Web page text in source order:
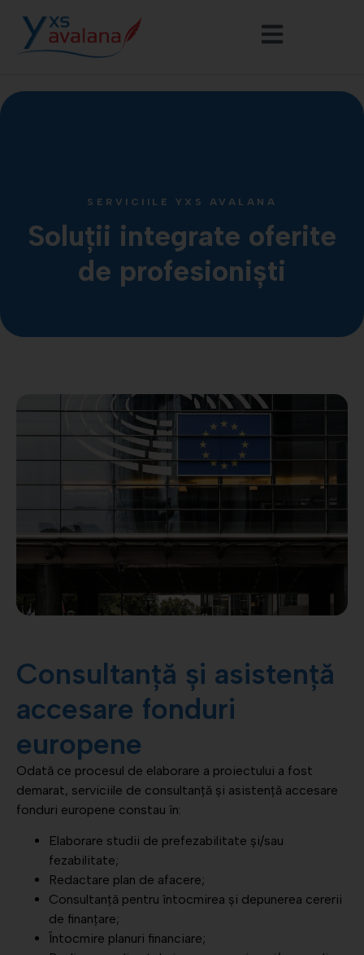
SERVICIILE YXS AVALANA
Soluții integrate oferite
de profesioniști
Consultanță și asistență
accesare fonduri
europene
Odată ce procesul de elaborare a proiectului a fost
demarat, serviciile de consultanță și asistență accesare
fonduri europene constau în:
Elaborare studii de prefezabilitate și/sau
fezabilitate;
Redactare plan de afacere;
Consultanță pentru întocmirea și depunerea cererii
de finanțare;
Întocmire planuri financiare;